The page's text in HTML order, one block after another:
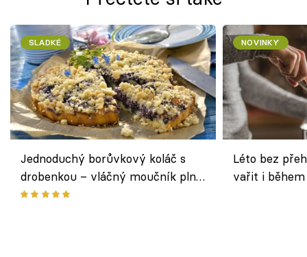
SLADKÉ
Jednoduchý borůvkový koláč s
drobenkou – vláčný moučník plný
ovoce
NOVINKY
Léto bez
vařit i